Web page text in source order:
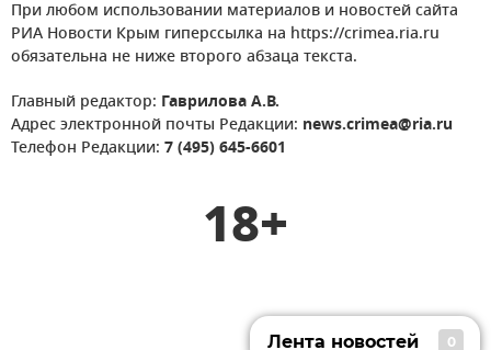
При любом использовании материалов и новостей сайта
РИА Новости Крым гиперссылка на https://crimea.ria.ru
обязательна не ниже второго абзаца текста.
Главный редактор: Гаврилова А.В.
Адрес электронной почты Редакции: news.crimea@ria.ru
Телефон Редакции: 7 (495) 645-6601
18+
Лента новостей 0